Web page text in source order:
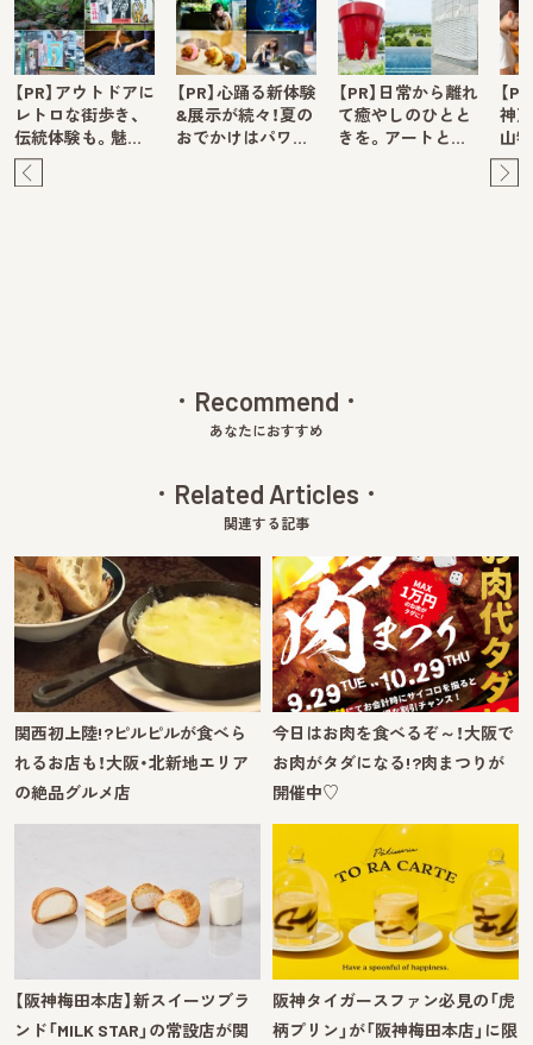
【PR】アウトドアに
レトロな街歩き、
伝統体験も。魅…
【PR】心踊る新体験
&展示が続々！夏の
おでかけはパワ…
【PR】日常から離れ
て癒やしのひとと
きを。アートと…
【
神
山
Recommend
あなたにおすすめ
Related Articles
関連する記事
関西初上陸!?ピルピルが食べら
れるお店も！大阪・北新地エリア
の絶品グルメ店
今日はお肉を食べるぞ～！大阪で
お肉がタダになる!?肉まつりが
開催中♡
【阪神梅田本店】新スイーツブラ
ンド「MILK STAR」の常設店が関
阪神タイガースファン必見の「虎
柄プリン」が「阪神梅田本店」に限